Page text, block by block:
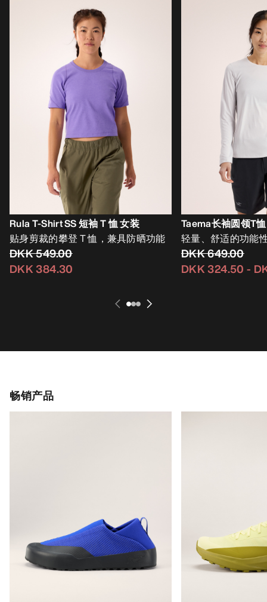
Rula T-Shirt SS 短袖 T 恤 女装
贴身剪裁的攀登 T 恤，兼具防晒功能
DKK 549.00
DKK 384.30
Taema长袖圆领T
轻量、舒适的功能
DKK 649.00
DKK 324.50 -
畅销产品